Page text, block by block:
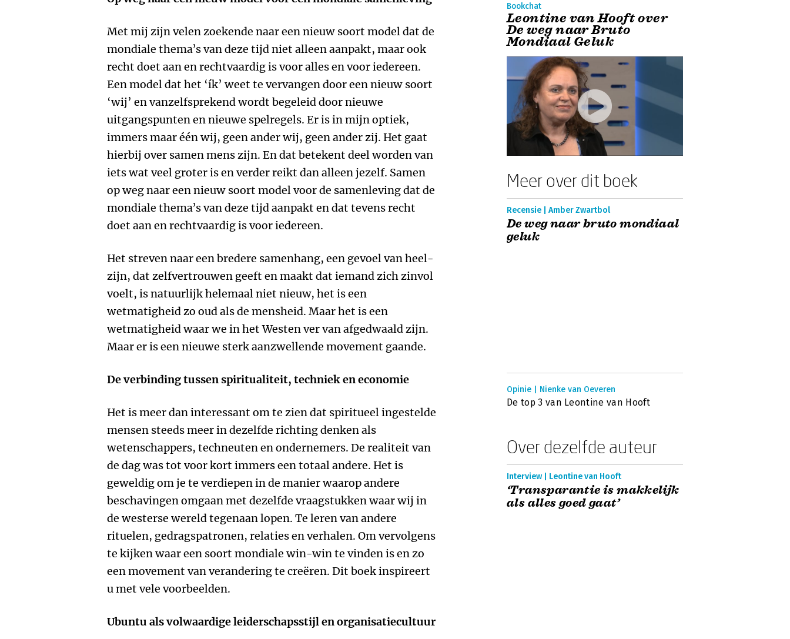
Met mij zijn velen zoekende naar een nieuw soort model dat de
mondiale thema’s van deze tijd niet alleen aanpakt, maar ook
recht doet aan en rechtvaardig is voor alles en voor iedereen.
Een model dat het ‘ík’ weet te vervangen door een nieuw soort
‘wij’ en vanzelfsprekend wordt begeleid door nieuwe
uitgangspunten en nieuwe spelregels. Er is in mijn optiek,
immers maar één wij, geen ander wij, geen ander zij. Het gaat
hierbij over samen mens zijn. En dat betekent deel worden van
iets wat veel groter is en verder reikt dan alleen jezelf. Samen
op weg naar een nieuw soort model voor de samenleving dat de
mondiale thema’s van deze tijd aanpakt en dat tevens recht
doet aan en rechtvaardig is voor iedereen.
Het streven naar een bredere samenhang, een gevoel van heel-
zijn, dat zelfvertrouwen geeft en maakt dat iemand zich zinvol
voelt, is natuurlijk helemaal niet nieuw, het is een
wetmatigheid zo oud als de mensheid. Maar het is een
wetmatigheid waar we in het Westen ver van afgedwaald zijn.
Maar er is een nieuwe sterk aanzwellende movement gaande.
De verbinding tussen spiritualiteit, techniek en economie
Het is meer dan interessant om te zien dat spiritueel ingestelde
mensen steeds meer in dezelfde richting denken als
wetenschappers, techneuten en ondernemers. De realiteit van
de dag was tot voor kort immers een totaal andere. Het is
geweldig om je te verdiepen in de manier waarop andere
beschavingen omgaan met dezelfde vraagstukken waar wij in
de westerse wereld tegenaan lopen. Te leren van andere
rituelen, gedragspatronen, relaties en verhalen. Om vervolgens
te kijken waar een soort mondiale win-win te vinden is en zo
een movement van verandering te creëren. Dit boek inspireert
u met vele voorbeelden.
Ubuntu als volwaardige leiderschapsstijl en organisatiecultuur
Bookchat
Leontine van Hooft over
De weg naar Bruto
Mondiaal Geluk
Meer over dit boek
Recensie | Amber Zwartbol
De weg naar bruto mondiaal
geluk
Opinie | Nienke van Oeveren
De top 3 van Leontine van Hooft
Over dezelfde auteur
Interview | Leontine van Hooft
‘Transparantie is makkelijk
als alles goed gaat’